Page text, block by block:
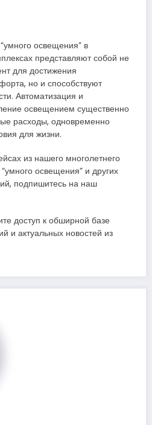
освещения” в
представляют собой не
для достижения
но и способствуют
Автоматизация и
освещением существенно
расходы, одновременно
для жизни.
из нашего многолетнего
освещения” и других
подпишитесь на наш
доступ к обширной базе
и актуальных новостей из